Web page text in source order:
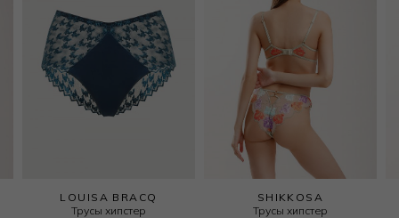
LOUISA BRACQ
Трусы хипстер
SHIKKOSA
Трусы хипстер